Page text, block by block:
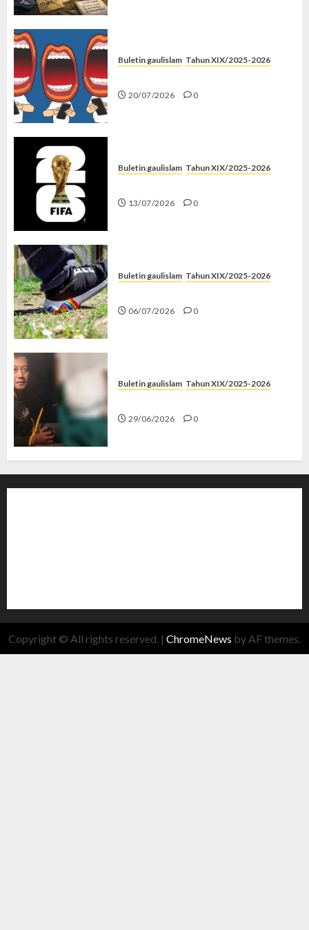
Buletin gaulislam Tahun XIX/2025-2026
20/07/2026 0
Buletin gaulislam Tahun XIX/2025-2026
13/07/2026 0
Buletin gaulislam Tahun XIX/2025-2026
06/07/2026 0
Buletin gaulislam Tahun XIX/2025-2026
29/06/2026 0
Copyright © All rights reserved. | ChromeNews by AF themes.